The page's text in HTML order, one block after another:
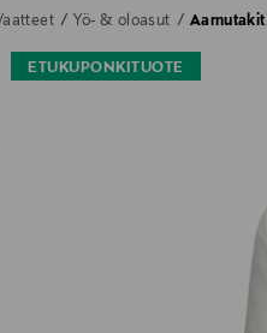
Yö- & oloasut Aamutakit
ETUKUPONKITUOTE